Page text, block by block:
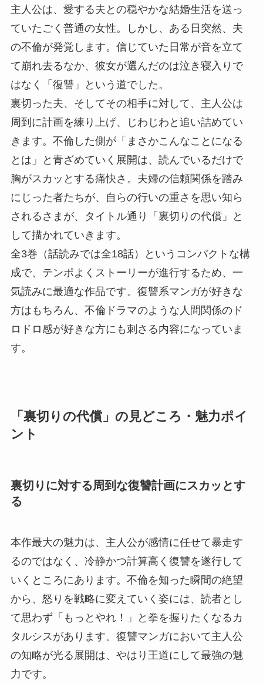
主人公は、愛する夫との穏やかな結婚生活を送っ
ていたごく普通の女性。しかし、ある日突然、夫
の不倫が発覚します。信じていた日常が音を立て
て崩れ去るなか、彼女が選んだのは泣き寝入りで
はなく「復讐」という道でした。
裏切った夫、そしてその相手に対して、主人公は
周到に計画を練り上げ、じわじわと追い詰めてい
きます。不倫した側が「まさかこんなことになる
とは」と青ざめていく展開は、読んでいるだけで
胸がスカッとする痛快さ。夫婦の信頼関係を踏み
にじった者たちが、自らの行いの重さを思い知ら
されるさまが、タイトル通り「裏切りの代償」と
して描かれていきます。
全3巻（話読みでは全18話）というコンパクトな構
成で、テンポよくストーリーが進行するため、一
気読みに最適な作品です。復讐系マンガが好きな
方はもちろん、不倫ドラマのような人間関係のド
ロドロ感が好きな方にも刺さる内容になっていま
す。
「裏切りの代償」の見どころ・魅力ポイ
ント
裏切りに対する周到な復讐計画にスカッとす
る
本作最大の魅力は、主人公が感情に任せて暴走す
るのではなく、冷静かつ計算高く復讐を遂行して
いくところにあります。不倫を知った瞬間の絶望
から、怒りを戦略に変えていく姿には、読者とし
て思わず「もっとやれ！」と拳を握りたくなるカ
タルシスがあります。復讐マンガにおいて主人公
の知略が光る展開は、やはり王道にして最強の魅
力です。